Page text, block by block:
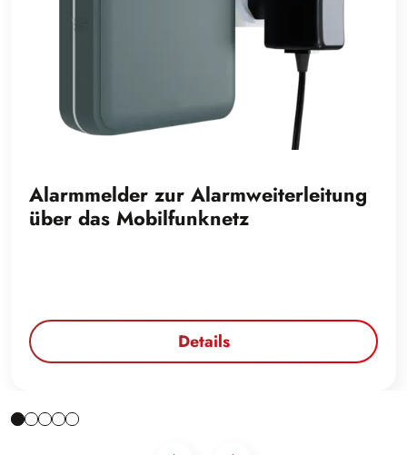
Alarmmelder zur Alarmweiterleitung
über das Mobilfunknetz
Details